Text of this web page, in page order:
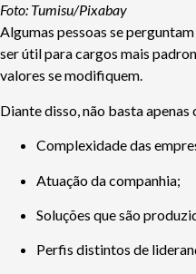
Foto: Tumisu/Pixabay
Algumas pessoas se
ser útil para cargos mais
valores se modifiquem.
Diante disso, não basta
Complexidade das
Atuação da companhia;
Soluções que são
Perfis distintos de